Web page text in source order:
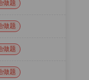
做题
做题
做题
做题